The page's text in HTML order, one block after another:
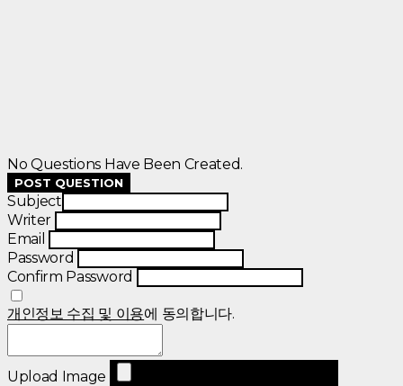
No Questions Have Been Created.
POST QUESTION
Subject
Writer
Email
Password
Confirm Password
개인정보 수집 및 이용에 동의합니다.
Upload Image